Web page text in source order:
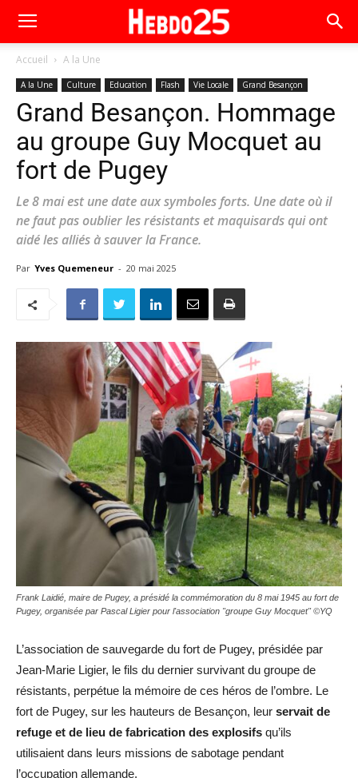
Accueil A la Une
A la Une Culture Education Flash Vie Locale Grand Besançon
Grand Besançon. Hommage
au groupe Guy Mocquet au
fort de Pugey
Le 8 mai est une date aux symboles forts. Une date où il
ne faut pas oublier les résistants et maquisards qui ont
aidé les alliés à sauver la France.
Par Yves Quemeneur - 20 mai 2025
Frank Laidié, maire de Pugey, a présidé la commémoration du 8 mai 1945 au fort de
Pugey, organisée par Pascal Ligier pour l'association "groupe Guy Mocquet" ©YQ
L’association de sauvegarde du fort de Pugey, présidée par
Jean-Marie Ligier, le fils du dernier survivant du groupe de
résistants, perpétue la mémoire de ces héros de l’ombre. Le
fort de Pugey, sur les hauteurs de Besançon, leur servait de
refuge et de lieu de fabrication des explosifs qu’ils
utilisaient dans leurs missions de sabotage pendant
l’occupation allemande.